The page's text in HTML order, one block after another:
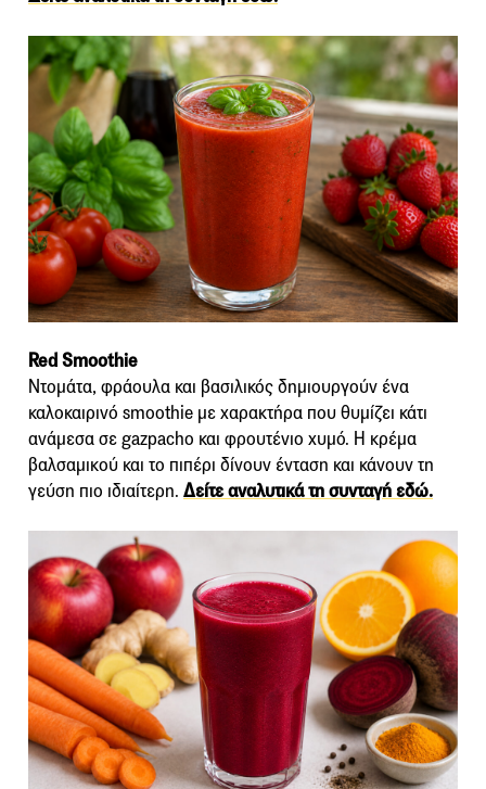
Red Smoothie
Ντομάτα, φράουλα και βασιλικός δημιουργούν ένα
καλοκαιρινό smoothie με χαρακτήρα που θυμίζει κάτι
ανάμεσα σε gazpacho και φρουτένιο χυμό. Η κρέμα
βαλσαμικού και το πιπέρι δίνουν ένταση και κάνουν τη
γεύση πιο ιδιαίτερη. Δείτε αναλυτικά τη συνταγή εδώ.